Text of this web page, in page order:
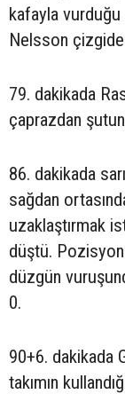
kafayla vurduğu
Nelsson
79. dakikada
çaprazdan
86. dakikada
sağdan
uzaklaştırmak
düştü.
düzgün
0.
90+6. dakikada
takımın